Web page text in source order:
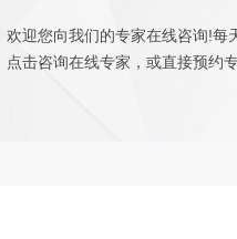
欢迎您向我们的专家在线咨询!每
点击咨询在线专家，或直接预约